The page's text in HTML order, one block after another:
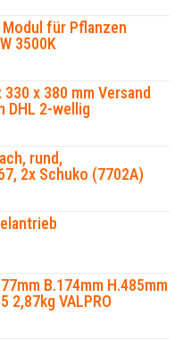
für Pflanzen
3500K
x 380 mm Versand
DHL 2-wellig
rund,
2x Schuko (7702A)
B.174mm H.485mm
2,87kg VALPRO